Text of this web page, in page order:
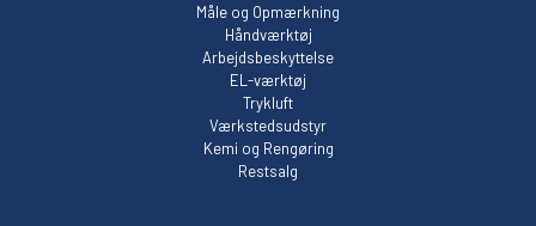
Måle og Opmærkning
Håndværktøj
Arbejdsbeskyttelse
EL-værktøj
Trykluft
Værkstedsudstyr
Kemi og Rengøring
Restsalg